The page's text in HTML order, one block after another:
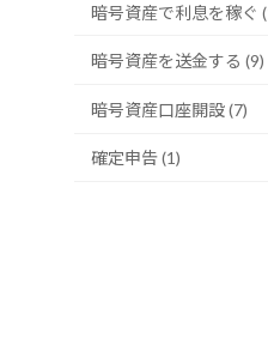
暗号資産で利息を稼ぐ
暗号資産を送金する (9)
暗号資産口座開設 (7)
確定申告 (1)